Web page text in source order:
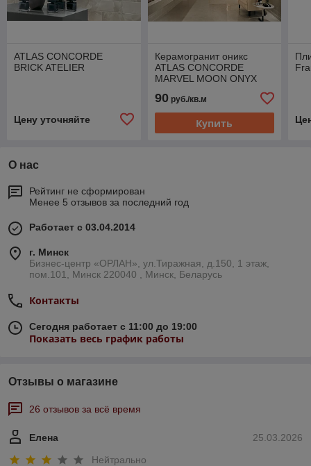
ATLAS CONCORDE
BRICK ATELIER
Цену уточняйте
Керамогранит оникс
ATLAS CONCORDE
MARVEL MOON ONYX
90руб./кв.м
Купить
О нас
Рейтинг не сформирован
Менее 5 отзывов за последний год
Работает с 03.04.2014
г. Минск
Бизнес-центр «ОРЛАН», ул.Тиражная, д.150, 1 этаж,
пом.101, Минск 220040 , Минск, Беларусь
Контакты
Сегодня работает с 11:00 до 19:00
Показать весь график работы
Отзывы о магазине
26 отзывов за всё время
25.03.2026
Елена
Нейтрально